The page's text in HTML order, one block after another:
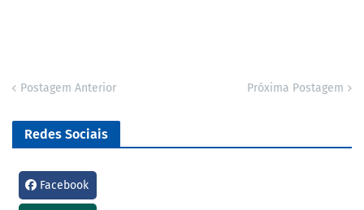
Postagem Anterior Próxima Postagem
Redes Sociais
Facebook